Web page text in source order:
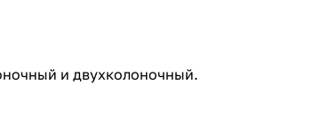
и двухколоночный.